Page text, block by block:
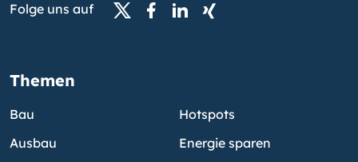
Folge uns auf
Themen
Bau
Ausbau
Hotspots
Energie sparen